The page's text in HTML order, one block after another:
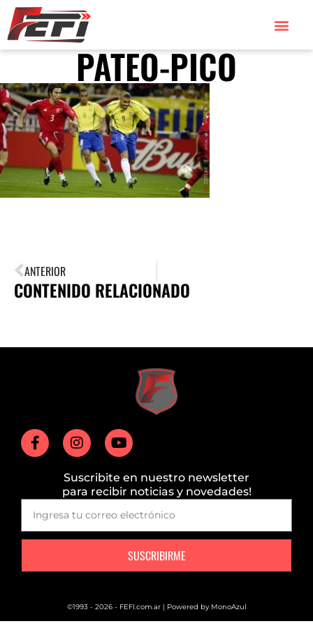
PATEO-PICO
ANTERIOR
CONTENIDO RELACIONADO
Suscribite en nuestro newsletter
para recibir noticias y novedades!
SUSCRIBIRME
©1993 - 2026 - FEFI.com.ar | Powered by MonoAzul